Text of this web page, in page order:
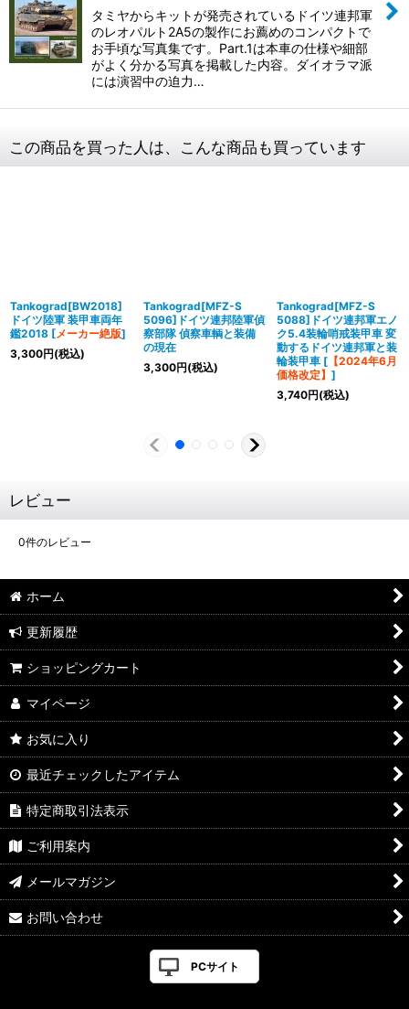
タミヤからキットが発売されているドイツ連邦軍
のレオパルト2A5の製作にお薦めのコンパクトで
お手頃な写真集です。Part.1は本車の仕様や細部
がよく分かる写真を掲載した内容。ダイオラマ派
には演習中の迫力…
この商品を買った人は、こんな商品も買っています
Tankograd[BW2018]
ドイツ陸軍 装甲車両年
鑑2018 [メーカー絶版]
3,300円(税込)
Tankograd[MFZ-S
5096]ドイツ連邦陸軍偵
察部隊 偵察車輌と装備
の現在
3,300円(税込)
Tankograd[MFZ-S
5088]ドイツ連邦軍エノ
ク5.4装輪哨戒装甲車 変
動するドイツ連邦軍と装
輪装甲車 [ 【2024年6月
価格改定】 ]
3,740円(税込)
レビュー
0件のレビュー
ホーム
更新履歴
ショッピングカート
マイページ
お気に入り
最近チェックしたアイテム
特定商取引法表示
ご利用案内
メールマガジン
お問い合わせ
PCサイト